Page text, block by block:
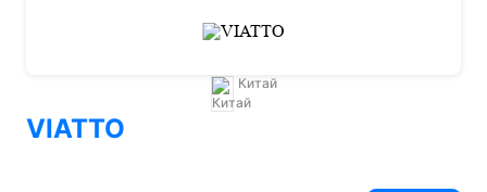
Китай
VIATTO